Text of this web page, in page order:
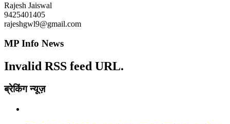
Rajesh Jaiswal
9425401405
rajeshgwl9@gmail.com
MP Info News
Invalid RSS feed URL.
ब्रेकिंग न्यूज़